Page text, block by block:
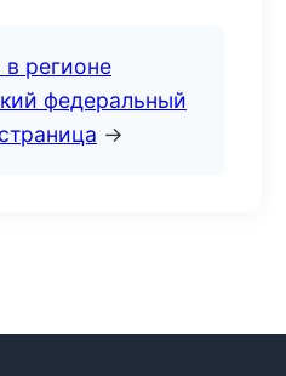
регионе
федеральный
→